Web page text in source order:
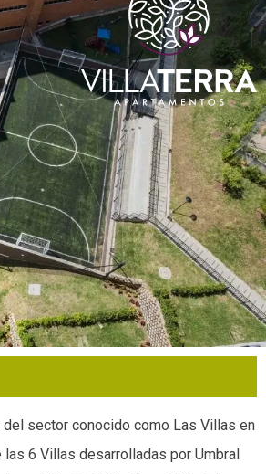
del sector conocido como Las Villas en
las 6 Villas desarrolladas por Umbral